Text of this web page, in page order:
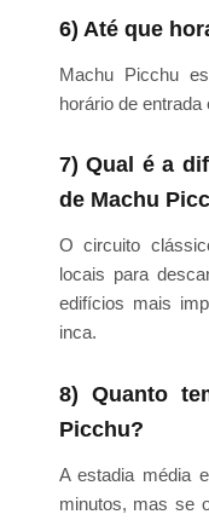
6) Até que
Machu Picchu
horário de entrada
7) Qual é a
de Machu
O circuito
locais para
edifícios mais
inca.
8) Quanto
Picchu?
A estadia média
minutos, mas se